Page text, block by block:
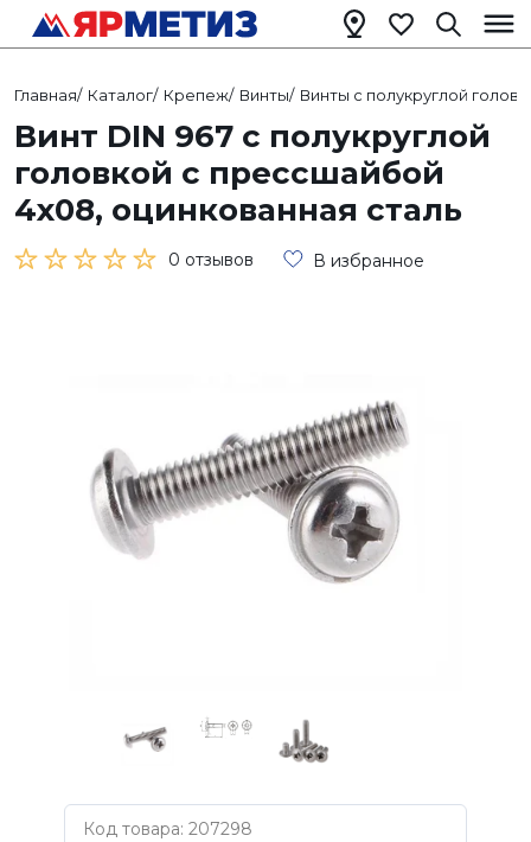
Главная/ Каталог/ Крепеж/ Винты/ Винты с полукруглой
Винт DIN 967 с полукруглой
головкой с прессшайбой
4х08, оцинкованная сталь
0 отзывов В избранное
Код товара: 207298